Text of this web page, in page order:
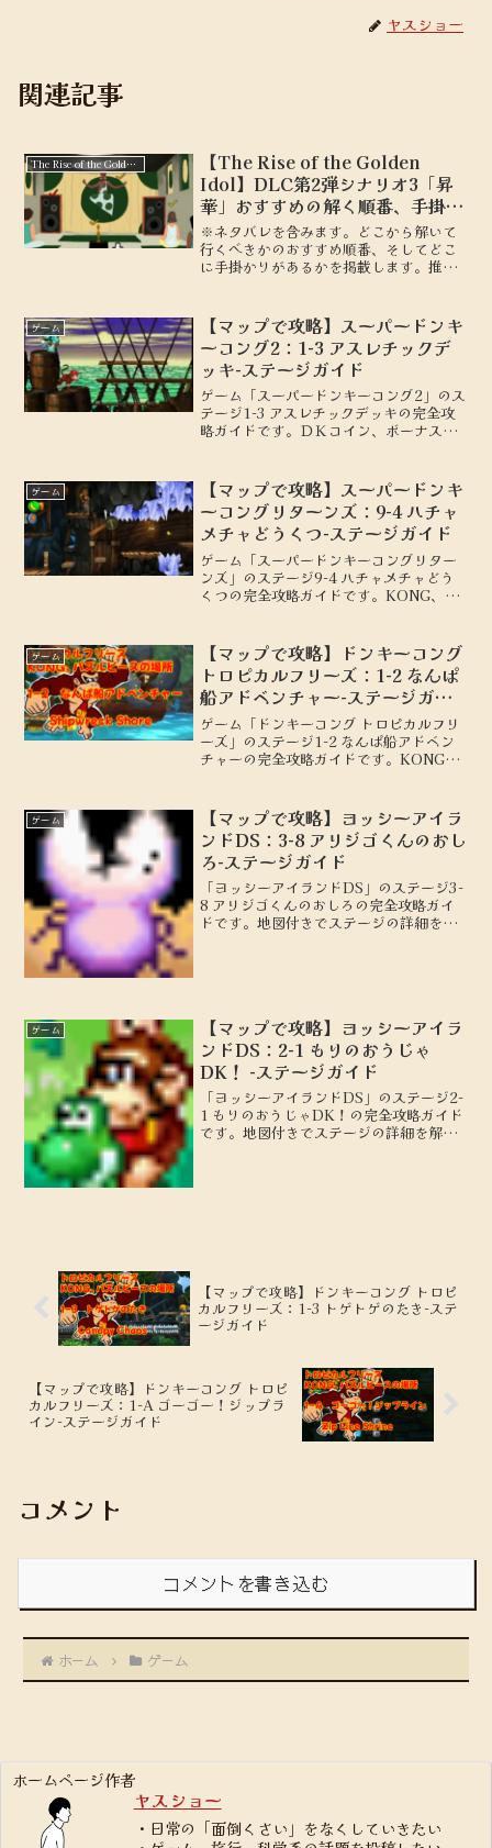
ヤスショー
関連記事
The Rise of the Golden Idol
【The Rise of the Golden
Idol】DLC第2弾シナリオ3「昇
華」おすすめの解く順番、手掛か
り
※ネタバレを含みます。どこから解いて
行くべきかのおすすめ順番、そしてどこ
に手掛かりがあるかを掲載します。推理
ゲーム
【マップで攻略】スーパードンキ
ーコング2：1-3 アスレチックデ
ッキ-ステージガイド
ゲーム「スーパードンキーコング2」のス
テージ1-3 アスレチックデッキの完全攻
略ガイドです。ＤＫコイン、ボーナスス
ゲーム
【マップで攻略】スーパードンキ
ーコングリターンズ：9-4 ハチャ
メチャどうくつ-ステージガイド
ゲーム「スーパードンキーコングリター
ンズ」のステージ9-4 ハチャメチャどう
くつの完全攻略ガイドです。KONG、パ
ゲーム
【マップで攻略】ドンキーコング
トロピカルフリーズ：1-2 なんぱ
船アドベンチャー-ステージガイ
ド
ゲーム「ドンキーコング トロピカルフリ
ーズ」のステージ1-2 なんぱ船アドベン
チャーの完全攻略ガイドです。KONG、
ゲーム
【マップで攻略】ヨッシーアイラ
ンドDS：3-8 アリジゴくんのおし
ろ-ステージガイド
「ヨッシーアイランドDS」のステージ3-
8 アリジゴくんのおしろの完全攻略ガイ
ドです。地図付きでステージの詳細を解
ゲーム
【マップで攻略】ヨッシーアイラ
ンドDS：2-1 もりのおうじゃ
DK！ -ステージガイド
「ヨッシーアイランドDS」のステージ2-
1 もりのおうじゃDK！の完全攻略ガイド
です。地図付きでステージの詳細を解説
【マップで攻略】ドンキーコング トロピ
カルフリーズ：1-3 トゲトゲのたき-ステ
ージガイド
【マップで攻略】ドンキーコング トロピ
カルフリーズ：1-A ゴーゴー！ジップラ
イン-ステージガイド
コメント
コメントを書き込む
ホーム ゲーム
ホームページ作者
ヤスショー
・日常の「面倒くさい」をなくしていきたい